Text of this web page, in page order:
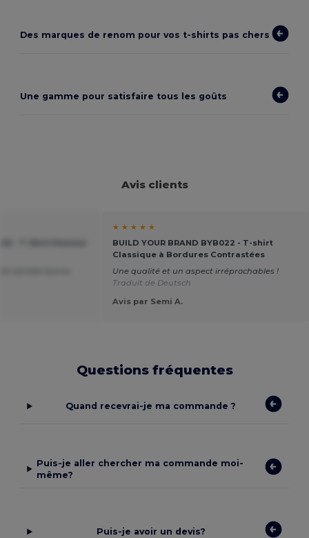
Des marques de renom pour vos t-shirts pas chers
Une gamme pour satisfaire tous les goûts
Avis clients
★ ★ ★ ★ ★
BUILD YOUR BRAND BYB022 - T-shirt
Classique à Bordures Contrastées
Une qualité et un aspect irréprochables !
Traduit de Deutsch
Avis par Semi A.
Questions fréquentes
Quand recevrai-je ma commande ?
Puis-je aller chercher ma commande moi-
même?
Puis-je avoir un devis?